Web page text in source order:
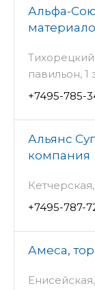
Альфа-
Тихорецкий
павильон,
+7495-785-
Альянс
компания
Кетчерская,
+7495-787-
Амеса,